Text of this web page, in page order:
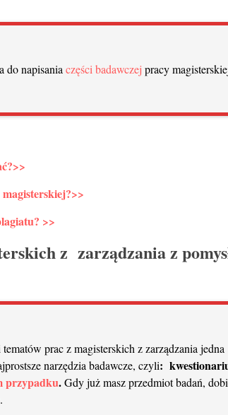
do napisania części badawczej pracy
>>
>>
>>
z zarządzania z
prac z magisterskich z zarządzania jedna
narzędzia badawcze, czyli:
przypadku.Gdy już masz przedmiot badań,
.